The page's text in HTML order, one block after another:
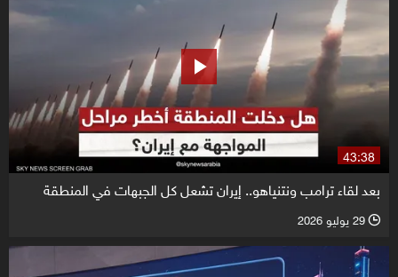
43:38
بعد لقاء ترامب ونتنياهو.. إيران تشعل كل الجبهات في المنطقة
l 29 يوليو 2026